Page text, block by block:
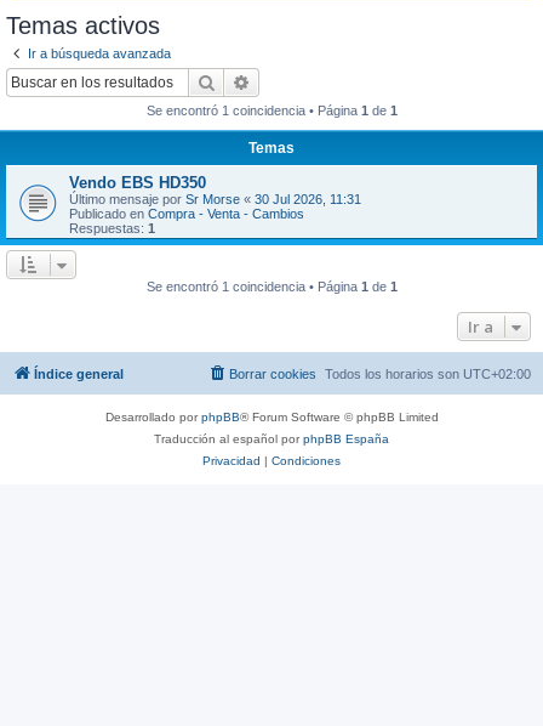
Temas activos
Ir a búsqueda avanzada
Buscar
Se encontró 1 coincidencia • Página 1 de 1
Temas
Vendo EBS HD350
Último mensaje por Sr Morse « 30 Jul 2026, 11:31
Publicado en Compra - Venta - Cambios
Respuestas: 1
Se encontró 1 coincidencia • Página 1 de 1
Ir a
Índice general Todos los horarios son UTC+02:00
Borrar cookies
Desarrollado porphpBB® Forum Software © phpBB Limited
Traducción al español porphpBB España
Privacidad | Condiciones